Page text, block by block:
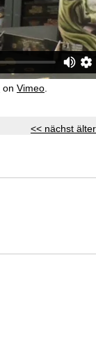
on Vimeo
<< nächst